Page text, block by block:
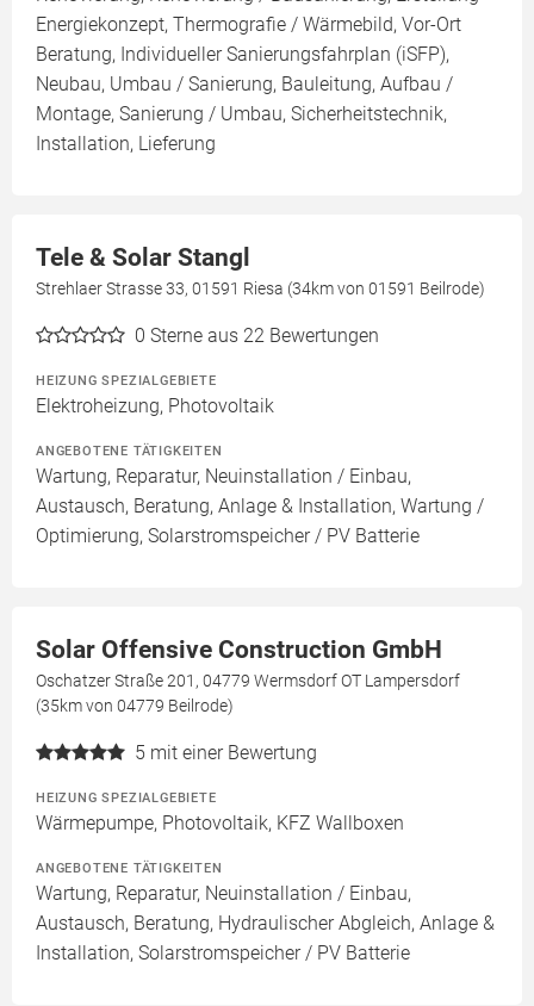
Energiekonzept, Thermografie / Wärmebild, Vor-Ort
Beratung, Individueller Sanierungsfahrplan (iSFP),
Neubau, Umbau / Sanierung, Bauleitung, Aufbau /
Montage, Sanierung / Umbau, Sicherheitstechnik,
Installation, Lieferung
Tele & Solar Stangl
Strehlaer Strasse 33, 01591 Riesa (34km von 01591 Beilrode)
0 Sterne aus 22 Bewertungen
HEIZUNG SPEZIALGEBIETE
Elektroheizung, Photovoltaik
ANGEBOTENE TÄTIGKEITEN
Wartung, Reparatur, Neuinstallation / Einbau,
Austausch, Beratung, Anlage & Installation, Wartung /
Optimierung, Solarstromspeicher / PV Batterie
Solar Offensive Construction GmbH
Oschatzer Straße 201, 04779 Wermsdorf OT Lampersdorf
(35km von 04779 Beilrode)
5 mit einer Bewertung
HEIZUNG SPEZIALGEBIETE
Wärmepumpe, Photovoltaik, KFZ Wallboxen
ANGEBOTENE TÄTIGKEITEN
Wartung, Reparatur, Neuinstallation / Einbau,
Austausch, Beratung, Hydraulischer Abgleich, Anlage &
Installation, Solarstromspeicher / PV Batterie